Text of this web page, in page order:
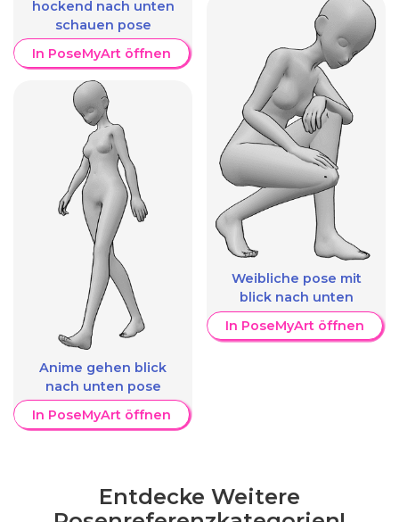
hockend nach unten
schauen pose
In PoseMyArt öffnen
Anime gehen blick
nach unten pose
In PoseMyArt öffnen
Weibliche pose mit
blick nach unten
In PoseMyArt öffnen
Entdecke Weitere